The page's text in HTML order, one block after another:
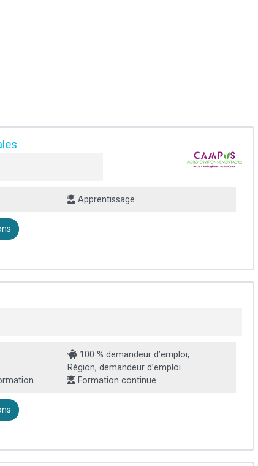
Apprentissage
100 % demandeur d’emploi,
Région, demandeur d’emploi
Formation continue